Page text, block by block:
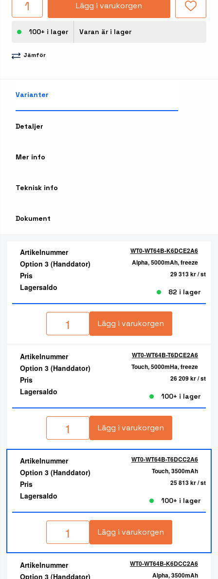
Lägg i varukorgen
100+ i lager Varan är i lager
Jämför
Varianter
Detaljer
Mer info
Teknisk info
Dokument
Artikelnummer WT0-WT64B-K6DCE2A6
Option 3 (Handdator) Alpha, 5000mAh, freeze
Pris 29 313 kr/ st
Lagersaldo 82 i lager
Lägg i varukorgen
Artikelnummer WT0-WT64B-T6DCE2A6
Option 3 (Handdator) Touch, 5000mHa, freeze
Pris 26 209 kr/ st
Lagersaldo 100+ i lager
Lägg i varukorgen
Artikelnummer WT0-WT64B-T6DCC2A6
Option 3 (Handdator) Touch, 3500mAh
Pris 25 813 kr/ st
Lagersaldo 100+ i lager
Lägg i varukorgen
Artikelnummer WT0-WT64B-K6DCC2A6
Option 3 (Handdator) Alpha, 3500mAh